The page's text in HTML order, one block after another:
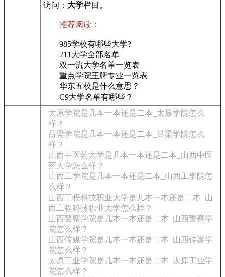
访问： 大学栏目。
推荐阅读：
985学校有哪些大学?
211大学全部名单
双一流大学名单一览表
重点学院王牌专业一览表
华东五校是什么意思？
C9大学名单有哪些？
太原学院是几本一本还是二本_太原学院怎么
样？
吕梁学院是几本一本还是二本_吕梁学院怎么
样？
山西中医药大学是几本一本还是二本_山西中医
药大学怎么样？
山西工学院是几本一本还是二本_山西工学院怎
么样？
山西工程科技职业大学是几本一本还是二本_山
西工程科技职业大学怎么样？
山西警察学院是几本一本还是二本_山西警察学
院怎么样？
山西传媒学院是几本一本还是二本_山西传媒学
院怎么样？
太原工业学院是几本一本还是二本_太原工业学
院怎么样？